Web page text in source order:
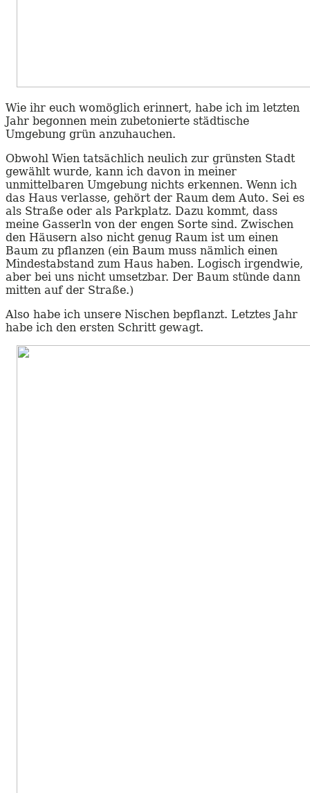
Wie ihr euch womöglich erinnert, habe ich im letzten
Jahr begonnen mein zubetonierte städtische
Umgebung grün anzuhauchen.
Obwohl Wien tatsächlich neulich zur grünsten Stadt
gewählt wurde, kann ich davon in meiner
unmittelbaren Umgebung nichts erkennen. Wenn ich
das Haus verlasse, gehört der Raum dem Auto. Sei es
als Straße oder als Parkplatz. Dazu kommt, dass
meine Gasserln von der engen Sorte sind. Zwischen
den Häusern also nicht genug Raum ist um einen
Baum zu pflanzen (ein Baum muss nämlich einen
Mindestabstand zum Haus haben. Logisch irgendwie,
aber bei uns nicht umsetzbar. Der Baum stünde dann
mitten auf der Straße.)
Also habe ich unsere Nischen bepflanzt. Letztes Jahr
habe ich den ersten Schritt gewagt.